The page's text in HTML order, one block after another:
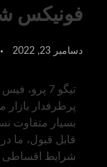
فونیکس
دسامبر 23, 2022
پرطرفدار
بسیار متفاوت
قابل قبول، ما